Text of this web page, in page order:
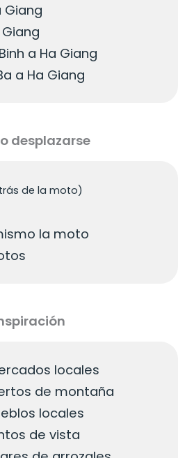
Giang
a Ha Giang
a Ha Giang
desplazarse
de la moto)
la moto
locales
de montaña
locales
de vista